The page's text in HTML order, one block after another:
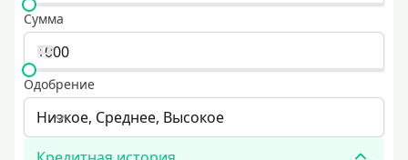
Сумма
Одобрение
Низкое, Среднее, Высокое